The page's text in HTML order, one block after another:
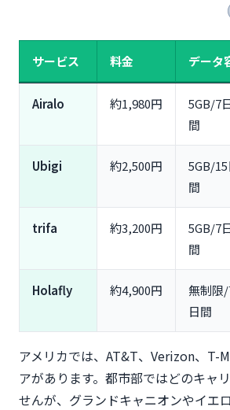
サービス 料金 データ
Airalo 約1,980円
5GB/7
間
Ubigi 約2,500円
5GB/15
間
trifa 約3,200円
5GB/7
間
Holafly 約4,900円
無制限
日間
アメリカでは、AT&T、Verizon、T-
アがあります。都市部ではどのキャ
せんが、グランドキャニオンやイエ